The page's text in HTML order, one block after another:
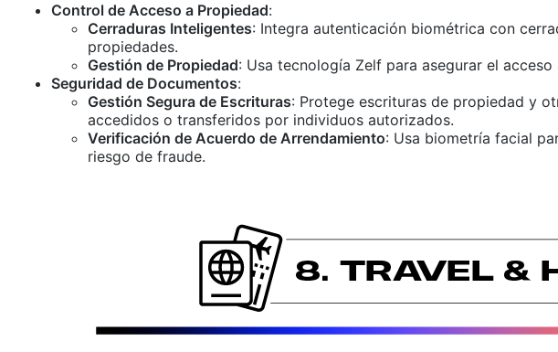
Control de Acceso a Propiedad:
Cerraduras Inteligentes: Integra autenticación biométrica con
propiedades.
Gestión de Propiedad: Usa tecnología Zelf para asegurar el
Seguridad de Documentos:
Gestión Segura de Escrituras: Protege escrituras de propiedad y
accedidos o transferidos por individuos autorizados.
Verificación de Acuerdo de Arrendamiento: Usa biometría facial
riesgo de fraude.